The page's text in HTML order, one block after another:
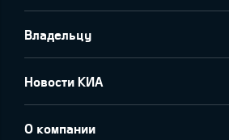
Владельцу
Новости КИА
О компании